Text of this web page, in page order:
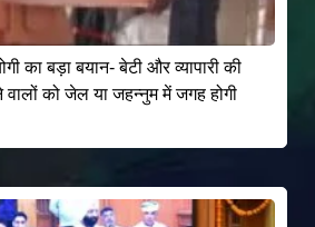
का बड़ा बयान- बेटी और व्यापारी की
को जेल या जहन्नुम में जगह होगी